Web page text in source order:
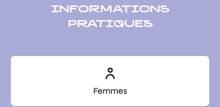
INFORMATIONS
PRATIQUES
Femmes